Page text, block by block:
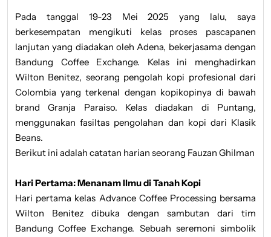
Pada tanggal 19-23 Mei 2025 yang lalu, saya
berkesempatan mengikuti kelas proses pascapanen
lanjutan yang diadakan oleh Adena, bekerjasama dengan
Bandung Coffee Exchange. Kelas ini menghadirkan
Wilton Benitez, seorang pengolah kopi profesional dari
Colombia yang terkenal dengan kopikopinya di bawah
brand Granja Paraiso. Kelas diadakan di Puntang,
menggunakan fasiltas pengolahan dan kopi dari Klasik
Beans.
Berikut ini adalah catatan harian seorang Fauzan Ghilman
Hari Pertama: Menanam Ilmu di Tanah Kopi
Hari pertama kelas Advance Coffee Processing bersama
Wilton Benitez dibuka dengan sambutan dari tim
Bandung Coffee Exchange. Sebuah seremoni simbolik